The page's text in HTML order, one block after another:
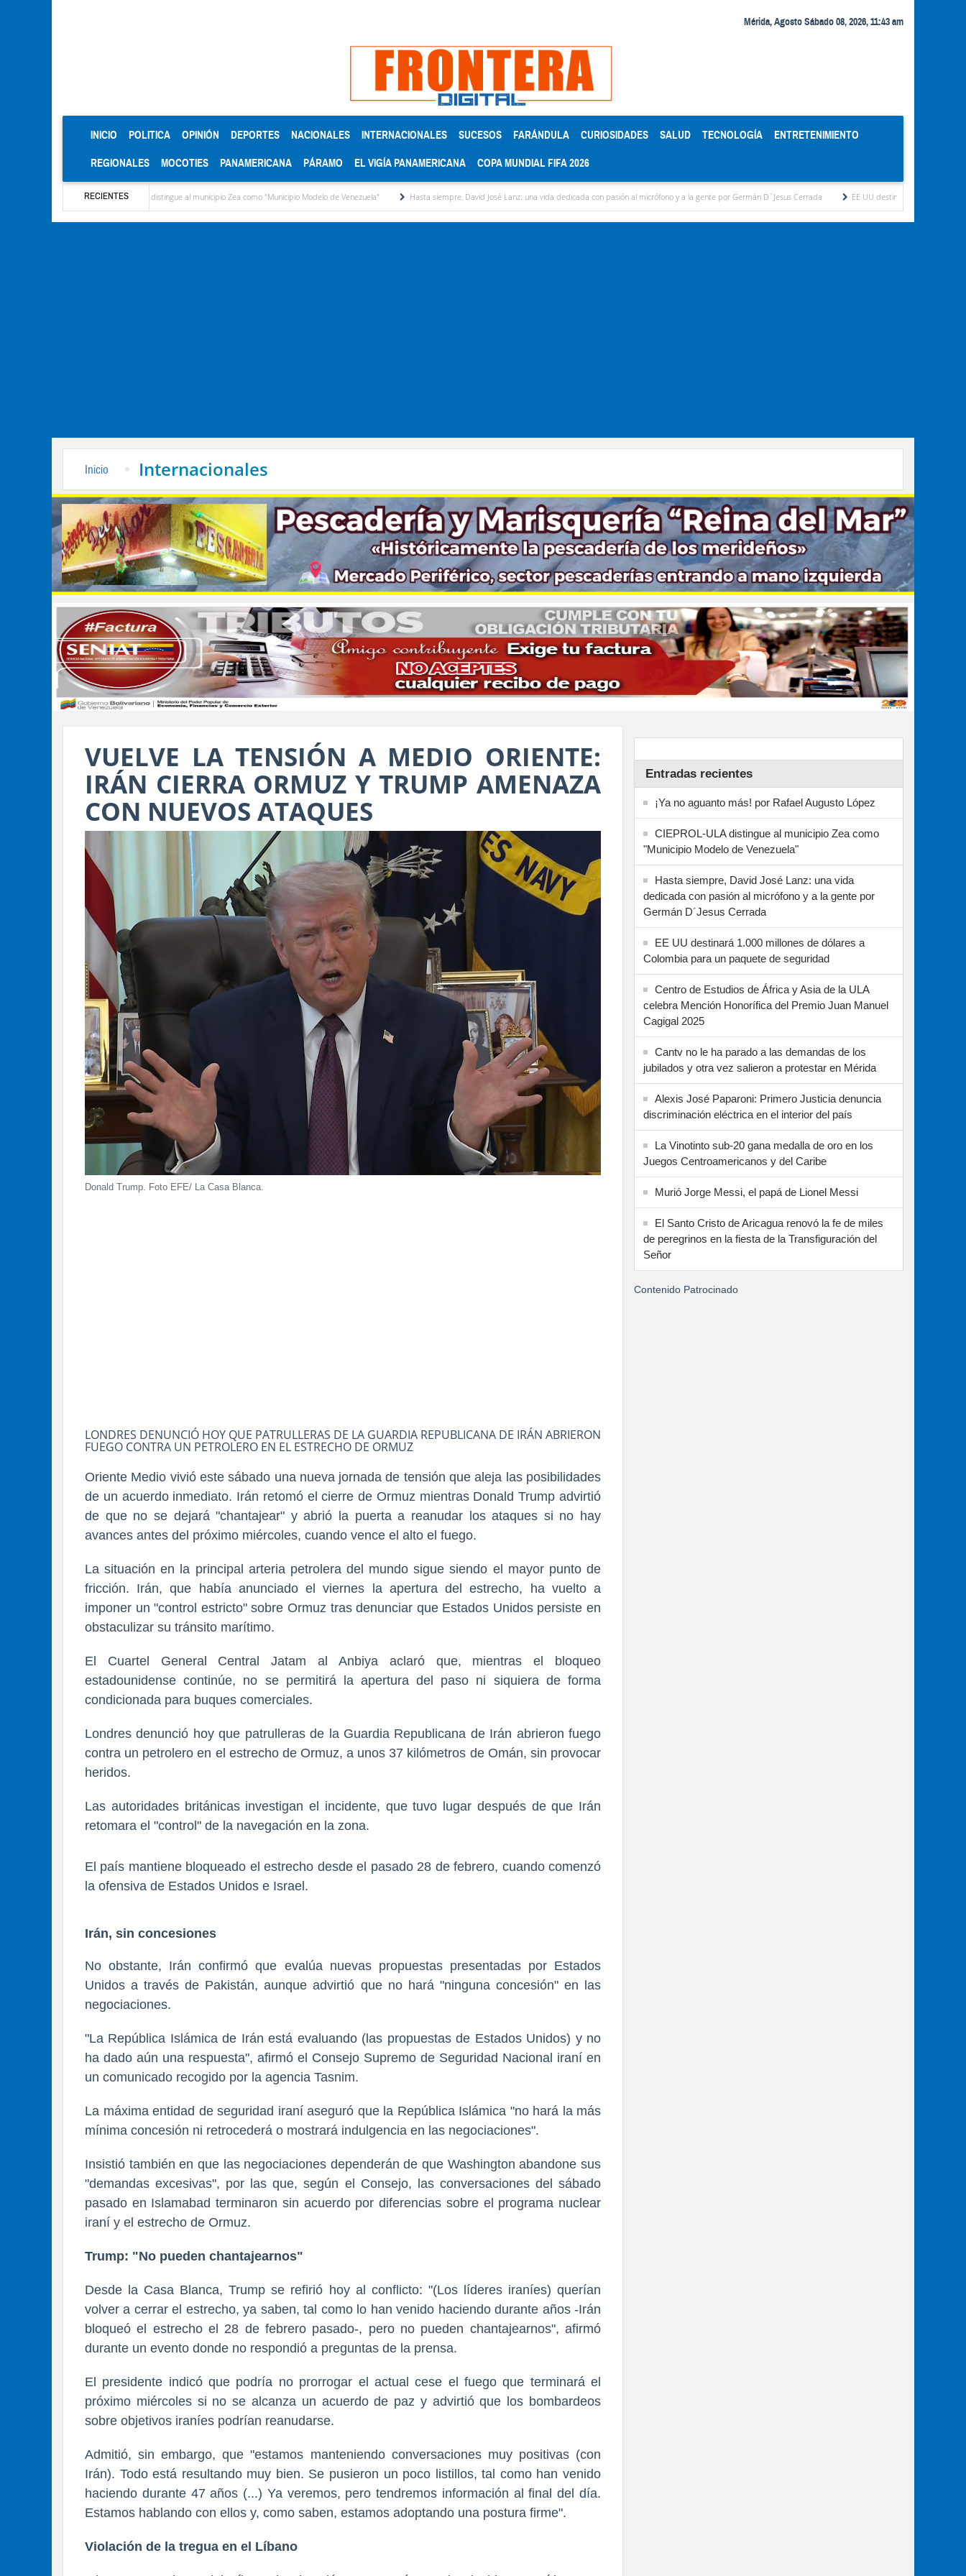
Mérida, Agosto Sábado 08, 2026, 11:43 am
INICIO (CURRENT)
POLITICA OPINIÓN DEPORTES NACIONALES INTERNACIONALES SUCESOS FARÁNDULA CURIOSIDADES SALUD TECNOLOGÍA ENTRETENIMIENTO
REGIONALES MOCOTIES PANAMERICANA PÁRAMO EL VIGÍA PANAMERICANA COPA MUNDIAL FIFA 2026
RECIENTES
CIEPROL-ULA distingue al municipio Zea como "Municipio Modelo de Venezuela" Hasta siempre, David José Lanz: una vida dedicada con pasión al micrófono y a la gente por Germán D´Jesus Cerrada EE UU destinará 1.000 millones de dólares a
Inicio Internacionales
VUELVE LA TENSIÓN A MEDIO ORIENTE:
IRÁN CIERRA ORMUZ Y TRUMP AMENAZA
CON NUEVOS ATAQUES
Donald Trump. Foto EFE/ La Casa Blanca.
LONDRES DENUNCIÓ HOY QUE PATRULLERAS DE LA GUARDIA REPUBLICANA DE IRÁN ABRIERON
FUEGO CONTRA UN PETROLERO EN EL ESTRECHO DE ORMUZ
Oriente Medio vivió este sábado una nueva jornada de tensión que aleja las posibilidades
de un acuerdo inmediato. Irán retomó el cierre de Ormuz mientras Donald Trump advirtió
de que no se dejará "chantajear" y abrió la puerta a reanudar los ataques si no hay
avances antes del próximo miércoles, cuando vence el alto el fuego.
La situación en la principal arteria petrolera del mundo sigue siendo el mayor punto de
fricción. Irán, que había anunciado el viernes la apertura del estrecho, ha vuelto a
imponer un "control estricto" sobre Ormuz tras denunciar que Estados Unidos persiste en
obstaculizar su tránsito marítimo.
El Cuartel General Central Jatam al Anbiya aclaró que, mientras el bloqueo
estadounidense continúe, no se permitirá la apertura del paso ni siquiera de forma
condicionada para buques comerciales.
Londres denunció hoy que patrulleras de la Guardia Republicana de Irán abrieron fuego
contra un petrolero en el estrecho de Ormuz, a unos 37 kilómetros de Omán, sin provocar
heridos.
Las autoridades británicas investigan el incidente, que tuvo lugar después de que Irán
retomara el "control" de la navegación en la zona.
El país mantiene bloqueado el estrecho desde el pasado 28 de febrero, cuando comenzó
la ofensiva de Estados Unidos e Israel.
Irán, sin concesiones
No obstante, Irán confirmó que evalúa nuevas propuestas presentadas por Estados
Unidos a través de Pakistán, aunque advirtió que no hará "ninguna concesión" en las
negociaciones.
"La República Islámica de Irán está evaluando (las propuestas de Estados Unidos) y no
ha dado aún una respuesta", afirmó el Consejo Supremo de Seguridad Nacional iraní en
un comunicado recogido por la agencia Tasnim.
La máxima entidad de seguridad iraní aseguró que la República Islámica "no hará la más
mínima concesión ni retrocederá o mostrará indulgencia en las negociaciones".
Insistió también en que las negociaciones dependerán de que Washington abandone sus
"demandas excesivas", por las que, según el Consejo, las conversaciones del sábado
pasado en Islamabad terminaron sin acuerdo por diferencias sobre el programa nuclear
iraní y el estrecho de Ormuz.
Trump: "No pueden chantajearnos"
Desde la Casa Blanca, Trump se refirió hoy al conflicto: "(Los líderes iraníes) querían
volver a cerrar el estrecho, ya saben, tal como lo han venido haciendo durante años -Irán
bloqueó el estrecho el 28 de febrero pasado-, pero no pueden chantajearnos", afirmó
durante un evento donde no respondió a preguntas de la prensa.
El presidente indicó que podría no prorrogar el actual cese el fuego que terminará el
próximo miércoles si no se alcanza un acuerdo de paz y advirtió que los bombardeos
sobre objetivos iraníes podrían reanudarse.
Admitió, sin embargo, que "estamos manteniendo conversaciones muy positivas (con
Irán). Todo está resultando muy bien. Se pusieron un poco listillos, tal como han venido
haciendo durante 47 años (...) Ya veremos, pero tendremos información al final del día.
Estamos hablando con ellos y, como saben, estamos adoptando una postura firme".
Violación de la tregua en el Líbano
Entradas recientes
¡Ya no aguanto más! por Rafael Augusto López
CIEPROL-ULA distingue al municipio Zea como
"Municipio Modelo de Venezuela"
Hasta siempre, David José Lanz: una vida
dedicada con pasión al micrófono y a la gente por
Germán D´Jesus Cerrada
EE UU destinará 1.000 millones de dólares a
Colombia para un paquete de seguridad
Centro de Estudios de África y Asia de la ULA
celebra Mención Honorífica del Premio Juan Manuel
Cagigal 2025
Cantv no le ha parado a las demandas de los
jubilados y otra vez salieron a protestar en Mérida
Alexis José Paparoni: Primero Justicia denuncia
discriminación eléctrica en el interior del país
La Vinotinto sub-20 gana medalla de oro en los
Juegos Centroamericanos y del Caribe
Murió Jorge Messi, el papá de Lionel Messi
El Santo Cristo de Aricagua renovó la fe de miles
de peregrinos en la fiesta de la Transfiguración del
Señor
Contenido Patrocinado